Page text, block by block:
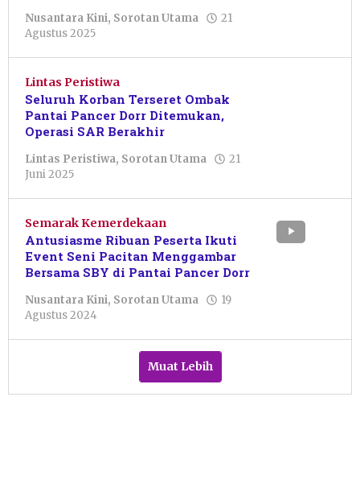
Nusantara Kini, Sorotan Utama
21
Agustus 2025
Primanto
Lintas Peristiwa
Seluruh Korban Terseret Ombak
Pantai Pancer Dorr Ditemukan,
Operasi SAR Berakhir
Lintas Peristiwa, Sorotan Utama
21
Juni 2025
Azizah
Semarak Kemerdekaan
Antusiasme Ribuan Peserta Ikuti
Event Seni Pacitan Menggambar
Bersama SBY di Pantai Pancer Dorr
Nusantara Kini, Sorotan Utama
19
Agustus 2024
Wulandari
Muat Lebih